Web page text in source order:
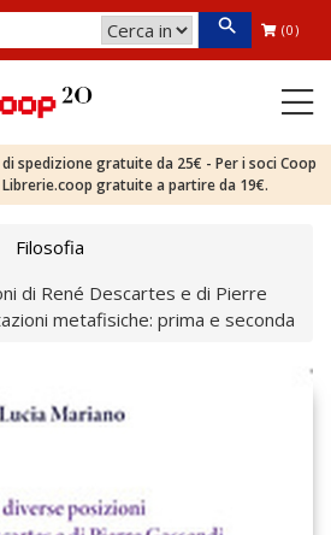
(0)
spedizione gratuite da 25€ - Per i soci Coop
gratuite a partire da 19€.
Filosofia
di René Descartes e di Pierre
metafisiche: prima e seconda